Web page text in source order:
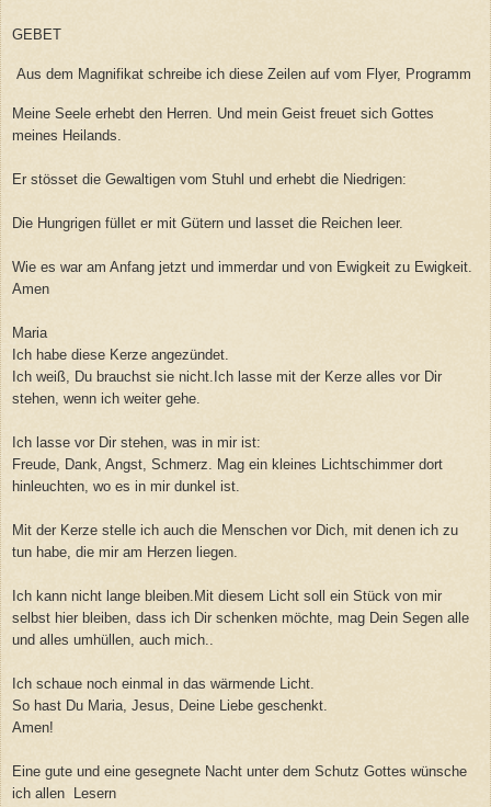
GEBET
Aus dem Magnifikat schreibe ich diese Zeilen auf vom Flyer, Programm
Meine Seele erhebt den Herren. Und mein Geist freuet sich Gottes
meines Heilands.
Er stösset die Gewaltigen vom Stuhl und erhebt die Niedrigen:
Die Hungrigen füllet er mit Gütern und lasset die Reichen leer.
Wie es war am Anfang jetzt und immerdar und von Ewigkeit zu Ewigkeit.
Amen
Maria
Ich habe diese Kerze angezündet.
Ich weiß, Du brauchst sie nicht.Ich lasse mit der Kerze alles vor Dir
stehen, wenn ich weiter gehe.
Ich lasse vor Dir stehen, was in mir ist:
Freude, Dank, Angst, Schmerz. Mag ein kleines Lichtschimmer dort
hinleuchten, wo es in mir dunkel ist.
Mit der Kerze stelle ich auch die Menschen vor Dich, mit denen ich zu
tun habe, die mir am Herzen liegen.
Ich kann nicht lange bleiben.Mit diesem Licht soll ein Stück von mir
selbst hier bleiben, dass ich Dir schenken möchte, mag Dein Segen alle
und alles umhüllen, auch mich..
Ich schaue noch einmal in das wärmende Licht.
So hast Du Maria, Jesus, Deine Liebe geschenkt.
Amen!
Eine gute und eine gesegnete Nacht unter dem Schutz Gottes wünsche
ich allen Lesern